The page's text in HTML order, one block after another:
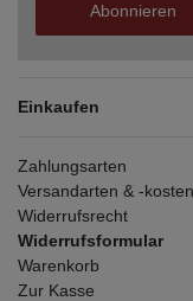
Abonnieren
Einkaufen
Zahlungsarten
Versandarten & -kosten
Widerrufsrecht
Widerrufsformular
Warenkorb
Zur Kasse